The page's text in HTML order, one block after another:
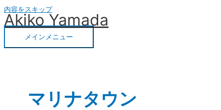
内容をスキップ
Akiko Yamada
メインメニュー
マリナタウン